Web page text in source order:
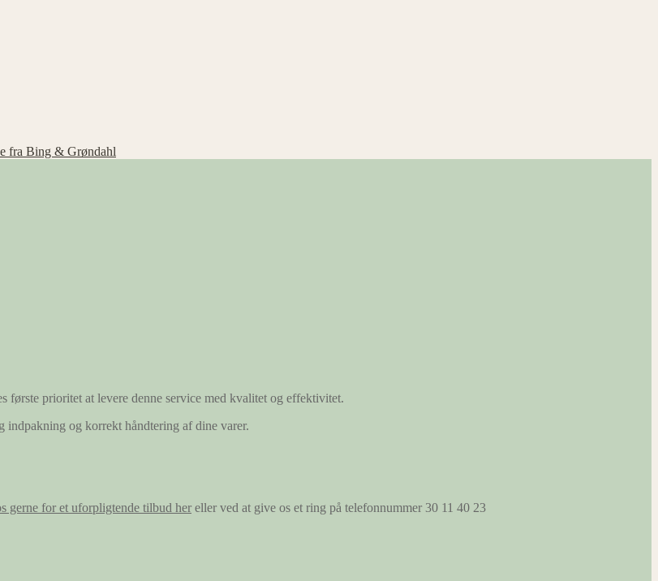
fra Bing & Grøndahl
prioritet at levere denne service med kvalitet og effektivitet.
og korrekt håndtering af dine varer.
gerne for et uforpligtende tilbud her eller ved at give os et ring på telefonnummer 30 11 40 23